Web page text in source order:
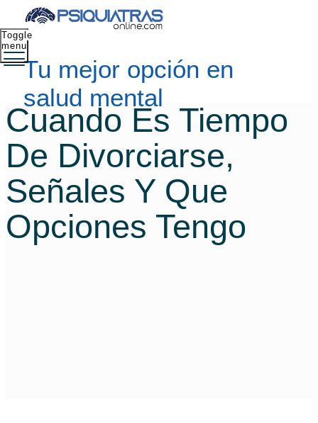
Tu mejor opción en
salud mental
Toggle
menu
Cuando Es Tiempo
De Divorciarse,
Señales Y Que
Opciones Tengo